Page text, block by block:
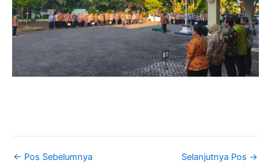
← Pos Sebelumnya Selanjutnya Pos →